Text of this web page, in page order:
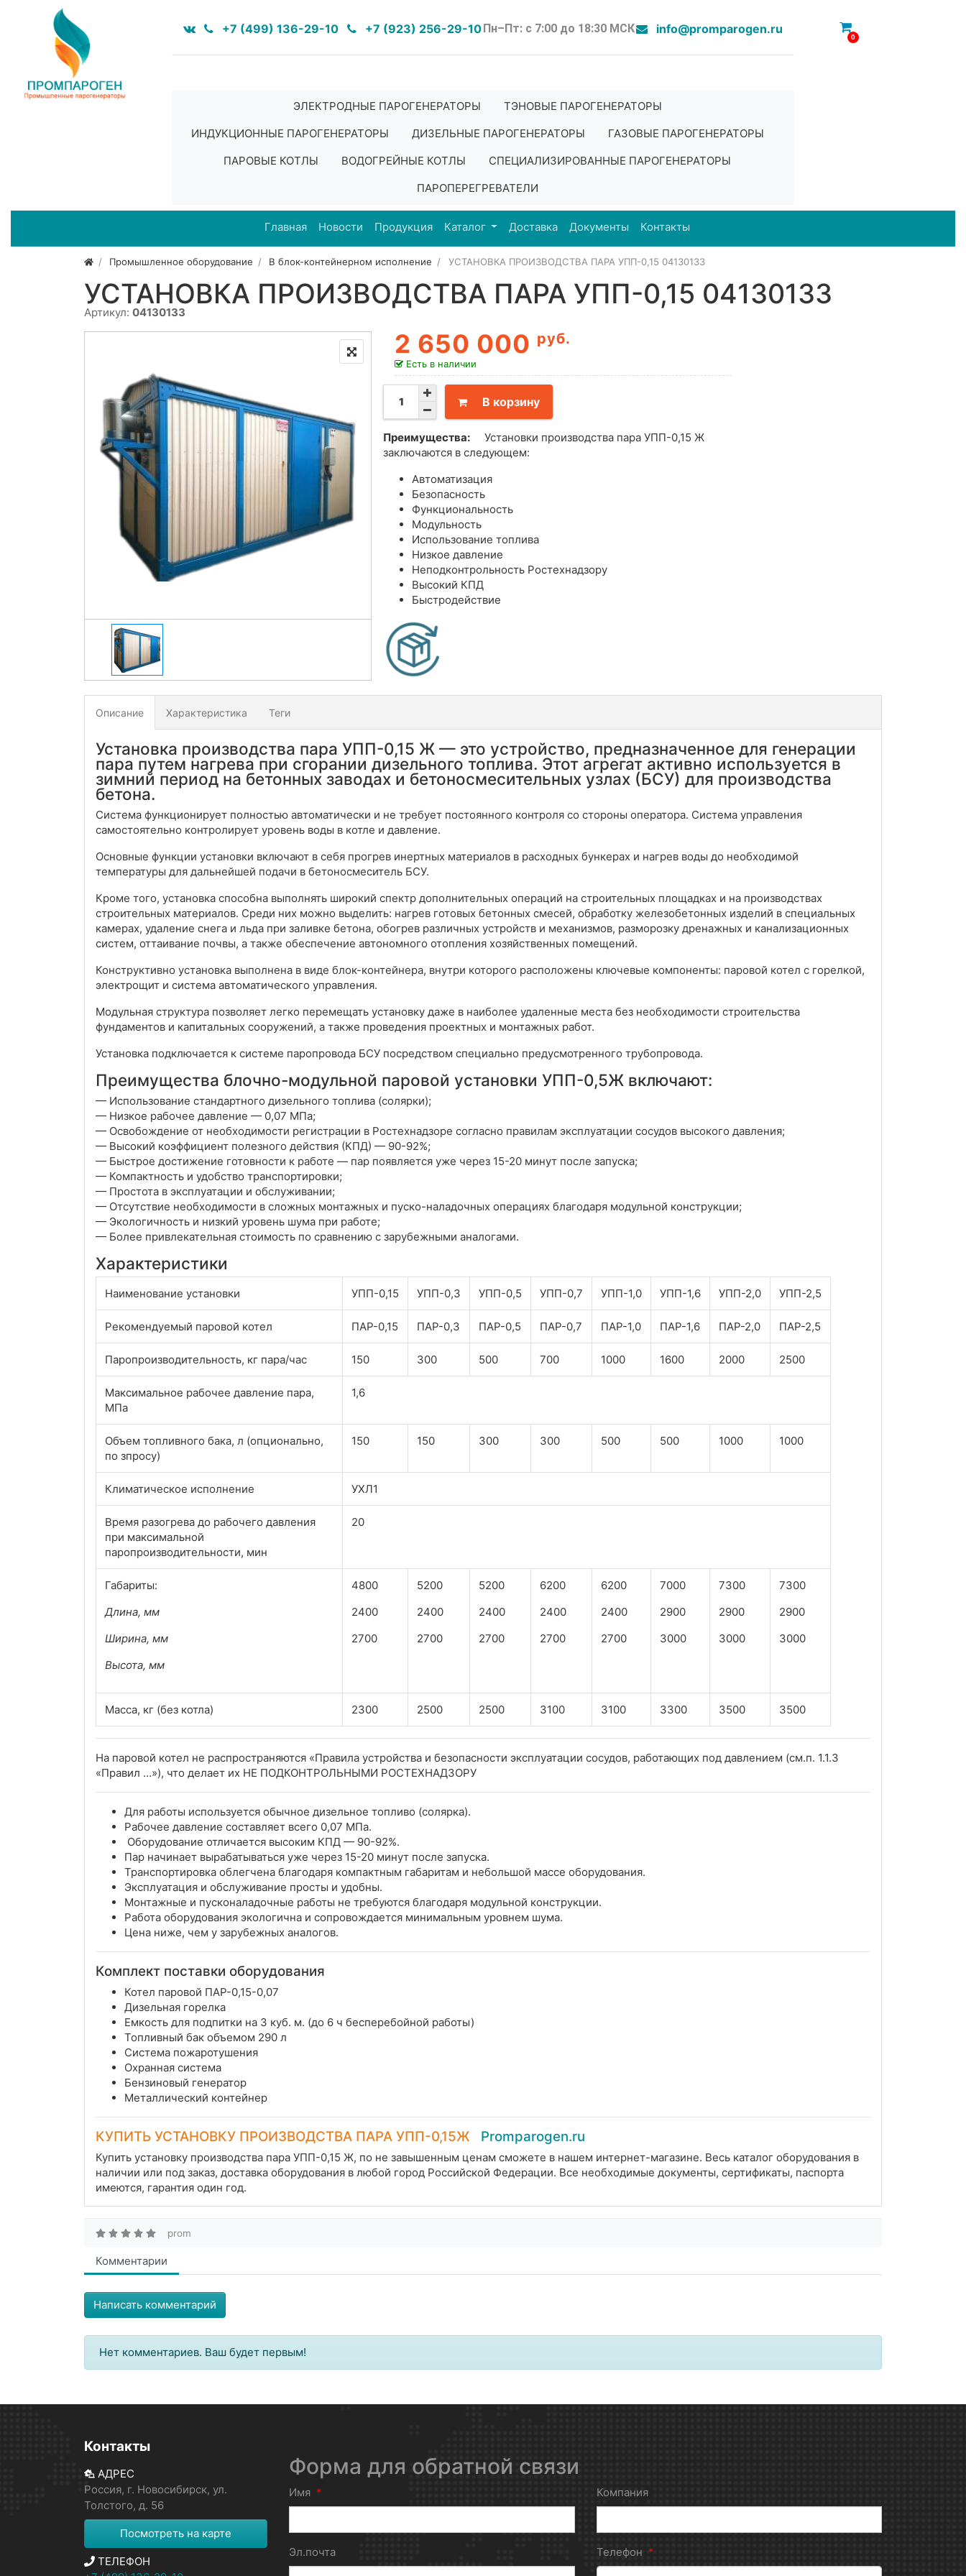
+7 (499) 136-29-10 +7 (923) 256-29-10Пн–Пт: с 7:00 до 18:30 МСК info@promparogen.ru
ЭЛЕКТРОДНЫЕ ПАРОГЕНЕРАТОРЫ
ТЭНОВЫЕ ПАРОГЕНЕРАТОРЫ
ИНДУКЦИОННЫЕ ПАРОГЕНЕРАТОРЫ
ДИЗЕЛЬНЫЕ ПАРОГЕНЕРАТОРЫ
ГАЗОВЫЕ ПАРОГЕНЕРАТОРЫ
ПАРОВЫЕ КОТЛЫ
ВОДОГРЕЙНЫЕ КОТЛЫ
СПЕЦИАЛИЗИРОВАННЫЕ ПАРОГЕНЕРАТОРЫ
ПАРОПЕРЕГРЕВАТЕЛИ
0
Главная Новости Продукция Каталог Доставка Документы Контакты
Промышленное оборудование В блок-контейнерном исполнение УСТАНОВКА ПРОИЗВОДСТВА ПАРА УПП-0,15 04130133
УСТАНОВКА ПРОИЗВОДСТВА ПАРА УПП-0,15 04130133
Артикул: 04130133
2 650 000 руб.
Есть в наличии
В корзину
Преимущества:
Установки производства пара УПП-0,15 Ж
заключаются в следующем:
Автоматизация
Безопасность
Функциональность
Модульность
Использование топлива
Низкое давление
Неподконтрольность Ростехнадзору
Высокий КПД
Быстродействие
Описание Характеристика Теги
Установка производства пара УПП-0,15 Ж — это устройство, предназначенное для генерации
пара путем нагрева при сгорании дизельного топлива. Этот агрегат активно используется в
зимний период на бетонных заводах и бетоносмесительных узлах (БСУ) для производства
бетона.
Система функционирует полностью автоматически и не требует постоянного контроля со стороны оператора. Система управления
самостоятельно контролирует уровень воды в котле и давление.
Основные функции установки включают в себя прогрев инертных материалов в расходных бункерах и нагрев воды до необходимой
температуры для дальнейшей подачи в бетоносмеситель БСУ.
Кроме того, установка способна выполнять широкий спектр дополнительных операций на строительных площадках и на производствах
строительных материалов. Среди них можно выделить: нагрев готовых бетонных смесей, обработку железобетонных изделий в специальных
камерах, удаление снега и льда при заливке бетона, обогрев различных устройств и механизмов, разморозку дренажных и канализационных
систем, оттаивание почвы, а также обеспечение автономного отопления хозяйственных помещений.
Конструктивно установка выполнена в виде блок-контейнера, внутри которого расположены ключевые компоненты: паровой котел с горелкой,
электрощит и система автоматического управления.
Модульная структура позволяет легко перемещать установку даже в наиболее удаленные места без необходимости строительства
фундаментов и капитальных сооружений, а также проведения проектных и монтажных работ.
Установка подключается к системе паропровода БСУ посредством специально предусмотренного трубопровода.
Преимущества блочно-модульной паровой установки УПП-0,5Ж включают:
— Использование стандартного дизельного топлива (солярки);
— Низкое рабочее давление — 0,07 МПа;
— Освобождение от необходимости регистрации в Ростехнадзоре согласно правилам эксплуатации сосудов высокого давления;
— Высокий коэффициент полезного действия (КПД) — 90-92%;
— Быстрое достижение готовности к работе — пар появляется уже через 15-20 минут после запуска;
— Компактность и удобство транспортировки;
— Простота в эксплуатации и обслуживании;
— Отсутствие необходимости в сложных монтажных и пуско-наладочных операциях благодаря модульной конструкции;
— Экологичность и низкий уровень шума при работе;
— Более привлекательная стоимость по сравнению с зарубежными аналогами.
Характеристики
Наименование установки УПП-0,15 УПП-0,3 УПП-0,5 УПП-0,7 УПП-1,0 УПП-1,6 УПП-2,0 УПП-2,5
Рекомендуемый паровой котел ПАР-0,15 ПАР-0,3 ПАР-0,5 ПАР-0,7 ПАР-1,0 ПАР-1,6 ПАР-2,0 ПАР-2,5
Паропроизводительность, кг пара/час 150 300 500 700 1000 1600 2000 2500
Максимальное рабочее давление пара,
МПа
1,6
Объем топливного бака, л (опционально,
по зпросу)
150 150 300 300 500 500 1000 1000
Климатическое исполнение УХЛ1
Время разогрева до рабочего давления
при максимальной
паропроизводительности, мин
20
Габариты:
Длина, мм
Ширина, мм
Высота, мм
4800
2400
2700
5200
2400
2700
5200
2400
2700
6200
2400
2700
6200
2400
2700
7000
2900
3000
7300
2900
3000
7300
2900
3000
Масса, кг (без котла) 2300 2500 2500 3100 3100 3300 3500 3500
На паровой котел не распространяются «Правила устройства и безопасности эксплуатации сосудов, работающих под давлением (см.п. 1.1.3
«Правил …»), что делает их НЕ ПОДКОНТРОЛЬНЫМИ РОСТЕХНАДЗОРУ
Для работы используется обычное дизельное топливо (солярка).
Рабочее давление составляет всего 0,07 МПа.
Оборудование отличается высоким КПД — 90-92%.
Пар начинает вырабатываться уже через 15-20 минут после запуска.
Транспортировка облегчена благодаря компактным габаритам и небольшой массе оборудования.
Эксплуатация и обслуживание просты и удобны.
Монтажные и пусконаладочные работы не требуются благодаря модульной конструкции.
Работа оборудования экологична и сопровождается минимальным уровнем шума.
Цена ниже, чем у зарубежных аналогов.
Комплект поставки оборудования
Котел паровой ПАР-0,15-0,07
Дизельная горелка
Емкость для подпитки на 3 куб. м. (до 6 ч бесперебойной работы)
Топливный бак объемом 290 л
Система пожаротушения
Охранная система
Бензиновый генератор
Металлический контейнер
КУПИТЬ УСТАНОВКУ ПРОИЗВОДСТВА ПАРА УПП-0,15Ж Promparogen.ru
Купить установку производства пара УПП-0,15 Ж, по не завышенным ценам сможете в нашем интернет-магазине. Весь каталог оборудования в
наличии или под заказ, доставка оборудования в любой город Российской Федерации. Все необходимые документы, сертификаты, паспорта
имеются, гарантия один год.
prom
Комментарии
Написать комментарий
Нет комментариев. Ваш будет первым!
Контакты
АДРЕС
Россия, г. Новосибирск, ул.
Толстого, д. 56
Посмотреть на карте
ТЕЛЕФОН
Форма для обратной связи
Имя * Компания
Эл.почта Телефон *